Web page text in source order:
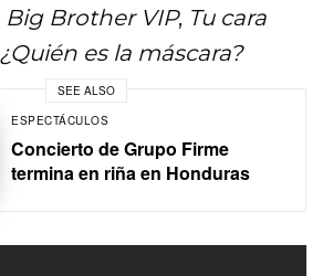
Big Brother VIP, Tu cara
¿Quién es la máscara?
SEE ALSO
ESPECTÁCULOS
Concierto de Grupo Firme
termina en riña en Honduras